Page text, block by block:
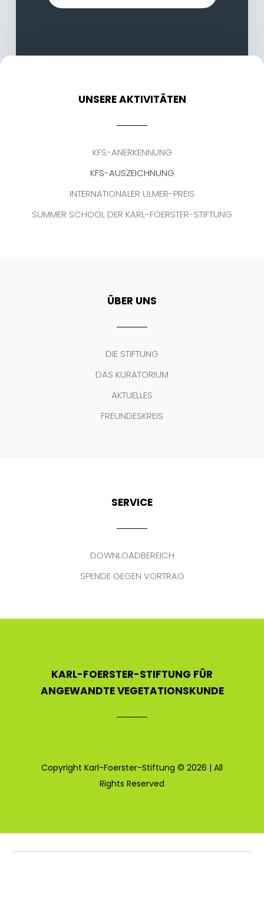
UNSERE AKTIVITÄTEN
KFS-ANERKENNUNG
KFS-AUSZEICHNUNG
INTERNATIONALER ULMER-PREIS
SUMMER SCHOOL DER KARL-FOERSTER-STIFTUNG
ÜBER UNS
DIE STIFTUNG
DAS KURATORIUM
AKTUELLES
FREUNDESKREIS
SERVICE
DOWNLOADBEREICH
SPENDE GEGEN VORTRAG
KARL-FOERSTER-STIFTUNG FÜR
ANGEWANDTE VEGETATIONSKUNDE
Copyright Karl-Foerster-Stiftung © 2026 | All
Rights Reserved